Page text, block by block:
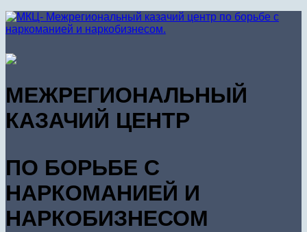
МЕЖРЕГИОНАЛЬНЫЙ
КАЗАЧИЙ ЦЕНТР
ПО БОРЬБЕ С
НАРКОМАНИЕЙ И
НАРКОБИЗНЕСОМ